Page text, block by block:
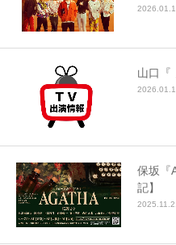
山口『
保坂『
記】